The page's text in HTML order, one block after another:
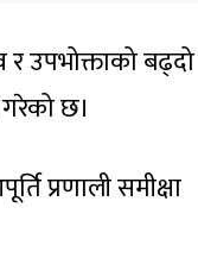
उपभोक्ताको बढ्दो
छ।
प्रणाली समीक्षा